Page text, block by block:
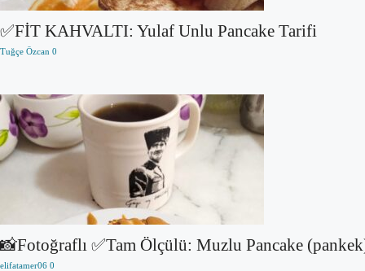
✅FİT KAHVALTI: Yulaf Unlu Pancake Tarifi
Tuğçe Özcan 0
📸Fotoğraflı ✅Tam Ölçülü: Muzlu Pancake
elifatamer06 0